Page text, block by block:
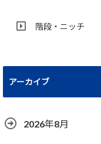
階段・ニッチ
アーカイブ
2026年8月